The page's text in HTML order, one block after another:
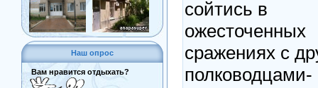
Наш опрос
Вам нравится отдыхать?
сойтись в
ожесточенных
сражениях с
полководцами-